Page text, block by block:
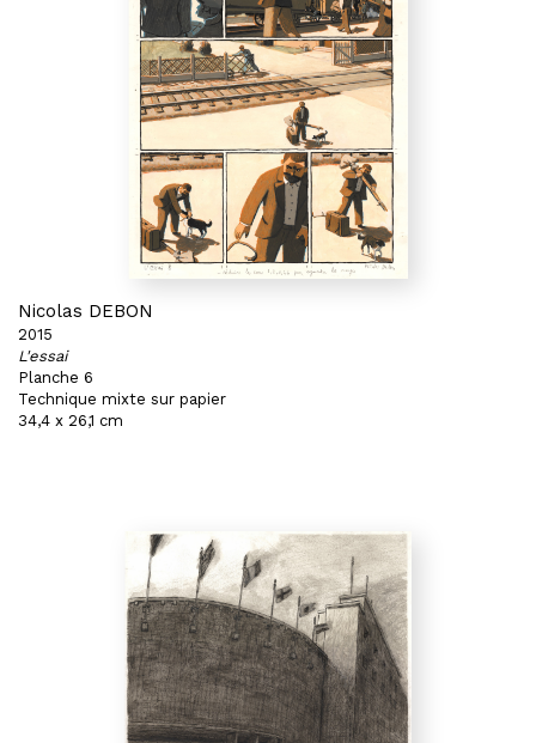
Nicolas DEBON
2015
L'essai
Planche 6
Technique mixte sur papier
34,4 x 26,1 cm